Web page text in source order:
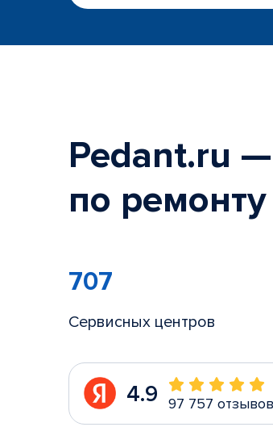
Pedant.ru —
по
707
Сервисных центров
4.9 97 757 отзывов